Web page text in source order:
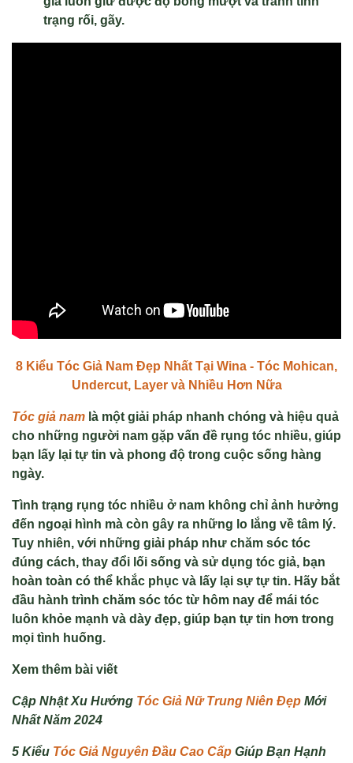
trạng rối, gãy.
8 Kiểu Tóc Giả Nam Đẹp Nhất Tại Wina - Tóc Mohican,
Undercut, Layer và Nhiều Hơn Nữa
Tóc giả nam là một giải pháp nhanh chóng và hiệu quả
cho những người nam gặp vấn đề rụng tóc nhiều, giúp
bạn lấy lại tự tin và phong độ trong cuộc sống hàng
ngày.
Tình trạng rụng tóc nhiều ở nam không chỉ ảnh hưởng
đến ngoại hình mà còn gây ra những lo lắng về tâm lý.
Tuy nhiên, với những giải pháp như chăm sóc tóc
đúng cách, thay đổi lối sống và sử dụng tóc giả, bạn
hoàn toàn có thể khắc phục và lấy lại sự tự tin. Hãy bắt
đầu hành trình chăm sóc tóc từ hôm nay để mái tóc
luôn khỏe mạnh và dày đẹp, giúp bạn tự tin hơn trong
mọi tình huống.
Xem thêm bài viết
Cập Nhật Xu Hướng Tóc Giả Nữ Trung Niên Đẹp Mới
Nhất Năm 2024
5 Kiểu Tóc Giả Nguyên Đầu Cao Cấp Giúp Bạn Hạnh